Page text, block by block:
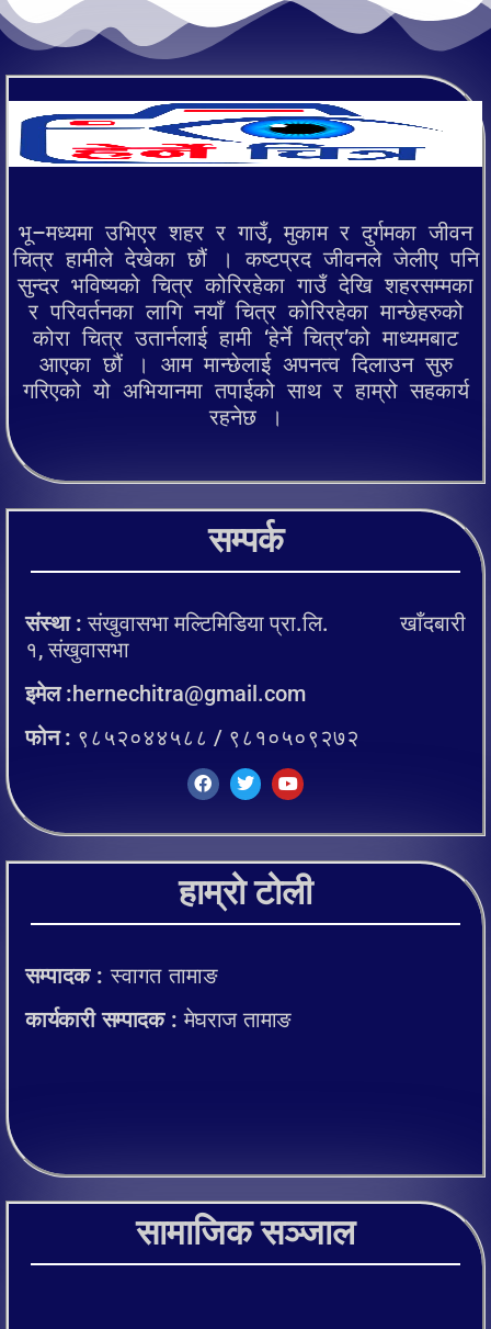
भू–मध्यमा उभिएर शहर र गाउँ, मुकाम र दुर्गमका जीवन
चित्र हामीले देखेका छौं । कष्टप्रद जीवनले जेलीए पनि
सुन्दर भविष्यको चित्र कोरिरहेका गाउँ देखि शहरसम्मका
र परिवर्तनका लागि नयाँ चित्र कोरिरहेका मान्छेहरुको
कोरा चित्र उतार्नलाई हामी ‘हेर्ने चित्र’को माध्यमबाट
आएका छौं । आम मान्छेलाई अपनत्व दिलाउन सुरु
गरिएको यो अभियानमा तपाईको साथ र हाम्रो सहकार्य
रहनेछ ।
सम्पर्क
संस्था : संखुवासभा मल्टिमिडिया प्रा.लि. खाँदबारी
१, संखुवासभा
इमेल :hernechitra@gmail.com
फोन : ९८५२०४४५८८ / ९८१०५०९२७२
हाम्रो टोली
सम्पादक :स्वागत तामाङ
कार्यकारी सम्पादक :मेघराज तामाङ
सामाजिक सञ्जाल